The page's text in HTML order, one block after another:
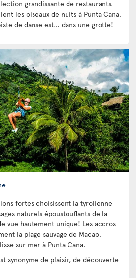
grandissante de restaurants.
les oiseaux de nuits à Punta Cana,
de danse est… dans une grotte!
fortes choisissent la tyrolienne
naturels époustouflants de la
vue hautement unique! Les accros
la plage sauvage de Macao,
sur mer à Punta Cana.
synonyme de plaisir, de découverte